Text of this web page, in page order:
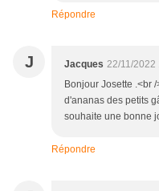
Répondre
J Jacques 22/11/2022
Bonjour Josette .<br
d'ananas des petits
souhaite une bonne
Répondre